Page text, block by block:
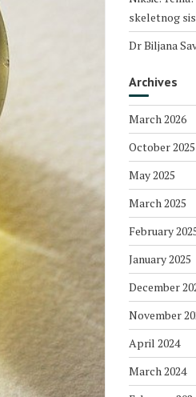
skeletnog
Dr Biljana
Archives
March 2026
October 2025
May 2025
March 2025
February
January 2025
December
November
April 2024
March 2024